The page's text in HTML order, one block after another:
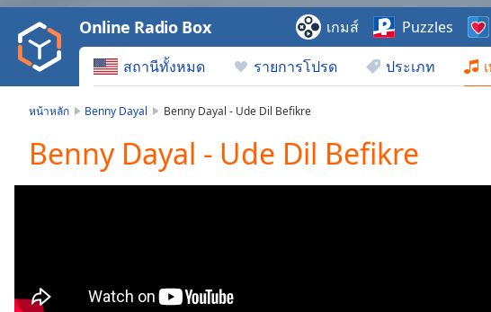
Video
Play
Backward
Skip
Current
Time0:00
TypeLIVE
สถานีทั้งหมด รายการโปรด ประเภท
Online Radio Box เกมส์ Puzzles
หน้าหลัก Benny Dayal Benny Dayal - Ude Dil Befikre
Benny Dayal - Ude Dil Befikre